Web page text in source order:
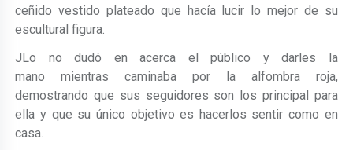
ceñido vestido plateado que hacía lucir lo mejor de su
escultural figura.
JLo no dudó en acerca el público y darles la
mano mientras caminaba por la alfombra roja,
demostrando que sus seguidores son los principal para
ella y que su único objetivo es hacerlos sentir como en
casa.